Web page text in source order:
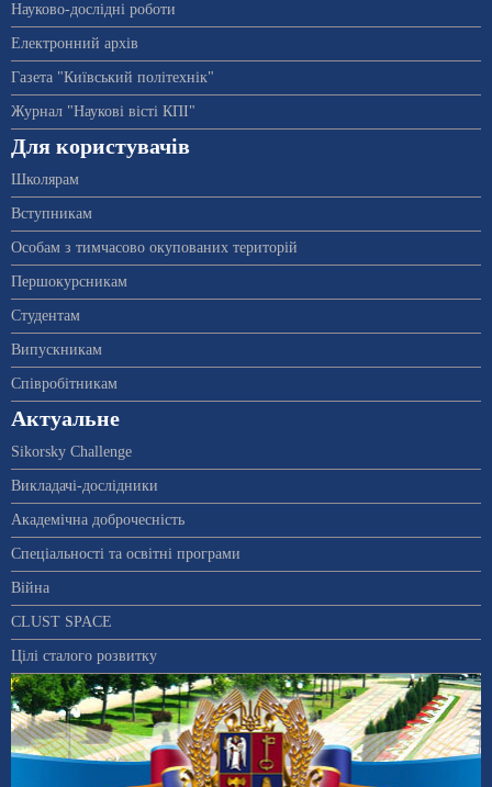
Науково-дослідні роботи
Електронний архів
Газета "Київський політехнік"
Журнал "Наукові вісті КПІ"
Для користувачів
Школярам
Вступникам
Особам з тимчасово окупованих територій
Першокурсникам
Студентам
Випускникам
Співробітникам
Актуальне
Sikorsky Challenge
Викладачі-дослідники
Академічна доброчесність
Спеціальності та освітні програми
Війна
CLUST SPACE
Цілі сталого розвитку